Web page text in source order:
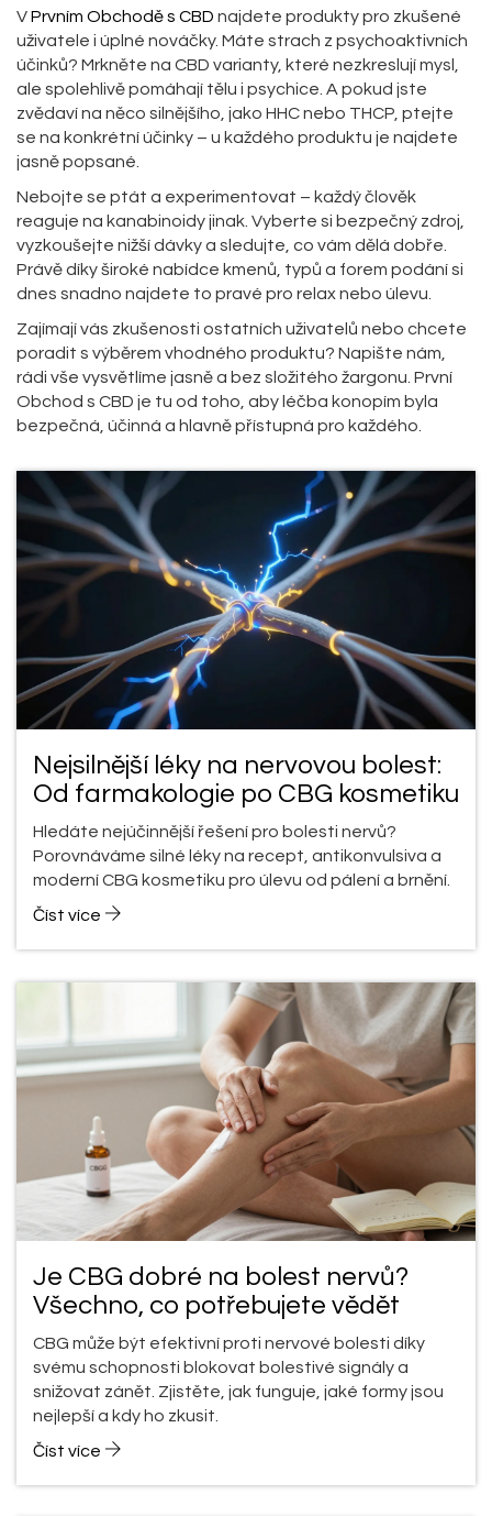
VPrvním Obchodě s CBD najdete produkty pro zkušené
uživatele i úplné nováčky. Máte strach z psychoaktivních
účinků? Mrkněte na CBD varianty, které nezkreslují mysl,
ale spolehlivě pomáhají tělu i psychice. A pokud jste
zvědaví na něco silnějšího, jako HHC nebo THCP, ptejte
se na konkrétní účinky – u každého produktu je najdete
jasně popsané.
Nebojte se ptát a experimentovat – každý člověk
reaguje na kanabinoidy jinak. Vyberte si bezpečný zdroj,
vyzkoušejte nižší dávky a sledujte, co vám dělá dobře.
Právě díky široké nabídce kmenů, typů a forem podání si
dnes snadno najdete to pravé pro relax nebo úlevu.
Zajímají vás zkušenosti ostatních uživatelů nebo chcete
poradit s výběrem vhodného produktu? Napište nám,
rádi vše vysvětlíme jasně a bez složitého žargonu. První
Obchod s CBD je tu od toho, aby léčba konopím byla
bezpečná, účinná a hlavně přístupná pro každého.
Nejsilnější léky na nervovou bolest:
Od farmakologie po CBG kosmetiku
Hledáte nejúčinnější řešení pro bolesti nervů?
Porovnáváme silné léky na recept, antikonvulsiva a
moderní CBG kosmetiku pro úlevu od pálení a brnění.
Číst více
Je CBG dobré na bolest nervů?
Všechno, co potřebujete vědět
CBG může být efektivní proti nervové bolesti díky
svému schopnosti blokovat bolestivé signály a
snižovat zánět. Zjistěte, jak funguje, jaké formy jsou
nejlepší a kdy ho zkusit.
Číst více